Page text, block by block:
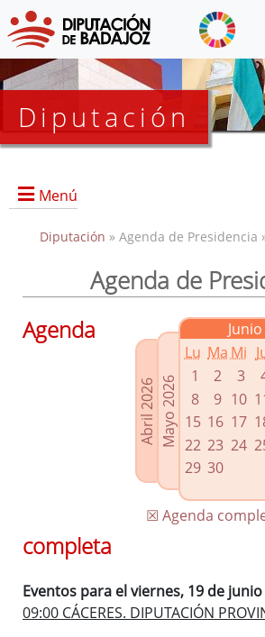
Diputación
Menú
Presidencia
Grupos Políticos
Enlaces relacionados
Agenda de Presidencia
Plenos provinciales y Juntas de gobierno
Oficina de Proyectos Europeos
Diputación » Agenda de Presidencia
Agenda de
Abril 2026Mayo 2026
Lu Ma Mi
1
2 3
8
9 10
15 16 17
22 23 24
29 30
☒ Agenda
Agenda
completa
Eventos para el viernes, 19 de
09:00 CÁCERES. DIPUTACIÓN